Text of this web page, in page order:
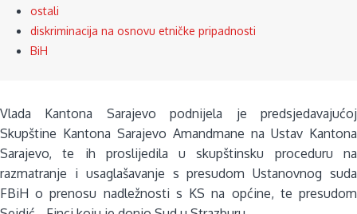
ostali
diskriminacija na osnovu etničke pripadnosti
BiH
Vlada Kantona Sarajevo podnijela je predsjedavajućoj
Skupštine Kantona Sarajevo Amandmane na Ustav Kantona
Sarajevo, te ih proslijedila u skupštinsku proceduru na
razmatranje i usaglašavanje s presudom Ustanovnog suda
FBiH o prenosu nadležnosti s KS na općine, te presudom